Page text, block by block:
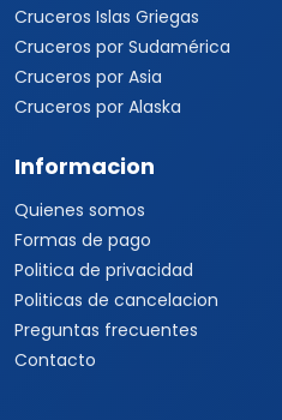
Cruceros Islas Griegas
Cruceros por Sudamérica
Cruceros por Asia
Cruceros por Alaska
Informacion
Quienes somos
Formas de pago
Politica de privacidad
Politicas de cancelacion
Preguntas frecuentes
Contacto